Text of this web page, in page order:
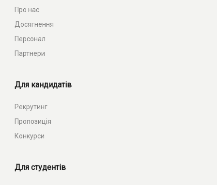
Про нас
Досягнення
Персонал
Партнери
Для кандидатів
Рекрутинг
Пропозиція
Конкурси
Для студентів